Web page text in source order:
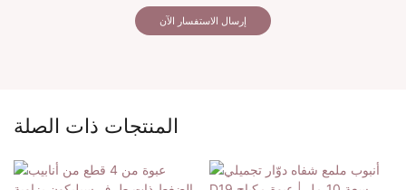
إرسال الاستفسار الآن
المنتجات ذات الصلة